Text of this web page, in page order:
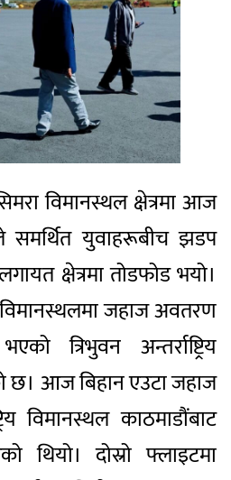
विमानस्थल क्षेत्रमा आज
समर्थित युवाहरूबीच झडप
क्षेत्रमा तोडफोड भयो।
जहाज अवतरण
त्रिभुवन अन्तर्राष्ट्रिय
छ। आज बिहान एउटा जहाज
विमानस्थल काठमाडौंबाट
थियो। दोस्रो फ्लाइटमा